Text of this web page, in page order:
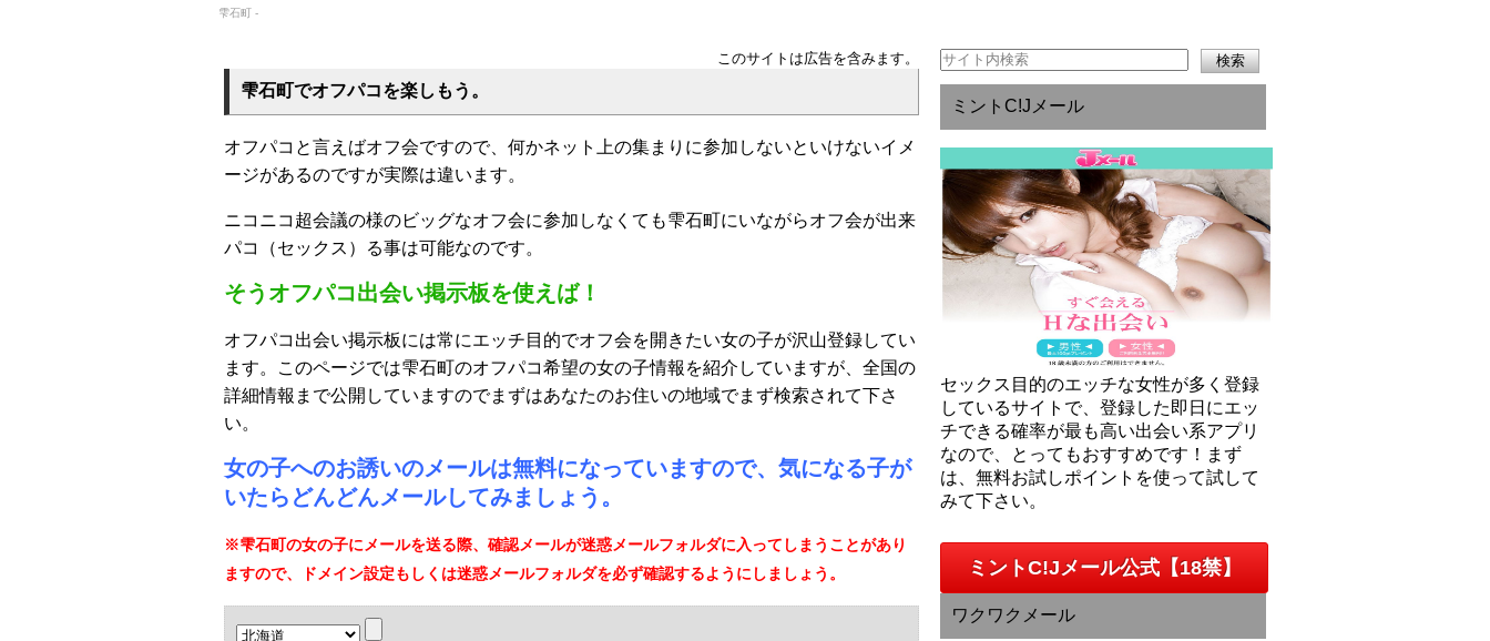
雫石町 -
このサイトは広告を含みます。
雫石町でオフパコを楽しもう。
オフパコと言えばオフ会ですので、何かネット上の集まりに参加しないといけないイメ
ージがあるのですが実際は違います。
ニコニコ超会議の様のビッグなオフ会に参加しなくても雫石町にいながらオフ会が出来
パコ（セックス）る事は可能なのです。
そうオフパコ出会い掲示板を使えば！
オフパコ出会い掲示板には常にエッチ目的でオフ会を開きたい女の子が沢山登録してい
ます。このページでは雫石町のオフパコ希望の女の子情報を紹介していますが、全国の
詳細情報まで公開していますのでまずはあなたのお住いの地域でまず検索されて下さ
い。
女の子へのお誘いのメールは無料になっていますので、気になる子が
いたらどんどんメールしてみましょう。
※雫石町の女の子にメールを送る際、確認メールが迷惑メールフォルダに入ってしまうことがあり
ますので、ドメイン設定もしくは迷惑メールフォルダを必ず確認するようにしましょう。
ミントC!Jメール
セックス目的のエッチな女性が多く登録
しているサイトで、登録した即日にエッ
チできる確率が最も高い出会い系アプリ
なので、とってもおすすめです！まず
は、無料お試しポイントを使って試して
みて下さい。
ミントC!Jメール公式【18禁】
ワクワクメール